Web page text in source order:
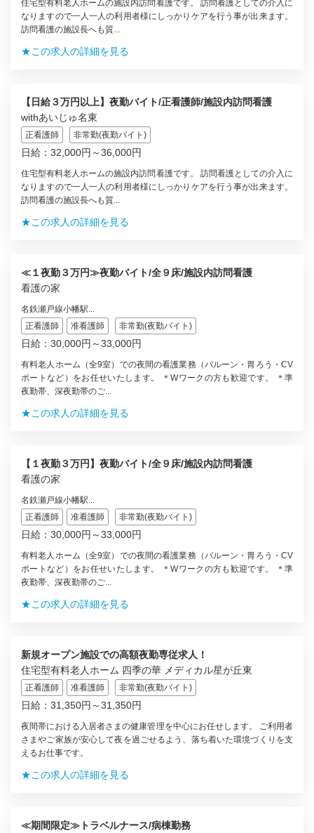
住宅型有料老人ホームの施設内訪問看護です。 訪問看護としての介入に
なりますので一人一人の利用者様にしっかりケアを行う事が出来ます。
訪問看護の施設長へも質...
★この求人の詳細を見る
【日給３万円以上】夜勤バイト/正看護師/施設内訪問看護
withあいじゅ名東
正看護師 非常勤(夜勤バイト)
日給：32,000円～36,000円
住宅型有料老人ホームの施設内訪問看護です。 訪問看護としての介入に
なりますので一人一人の利用者様にしっかりケアを行う事が出来ます。
訪問看護の施設長へも質...
★この求人の詳細を見る
≪１夜勤３万円≫夜勤バイト/全９床/施設内訪問看護
看護の家
名鉄瀬戸線小幡駅...
正看護師
准看護師 非常勤(夜勤バイト)
日給：30,000円～33,000円
有料老人ホーム（全9室）での夜間の看護業務（バルーン・胃ろう・CV
ポートなど）をお任せいたします。 ＊Wワークの方も歓迎です。 ＊準
夜勤帯、深夜勤帯のご...
★この求人の詳細を見る
【１夜勤３万円】夜勤バイト/全９床/施設内訪問看護
看護の家
名鉄瀬戸線小幡駅...
正看護師
准看護師 非常勤(夜勤バイト)
日給：30,000円～33,000円
有料老人ホーム（全9室）での夜間の看護業務（バルーン・胃ろう・CV
ポートなど）をお任せいたします。 ＊Wワークの方も歓迎です。 ＊準
夜勤帯、深夜勤帯のご...
★この求人の詳細を見る
新規オープン施設での高額夜勤専従求人！
住宅型有料老人ホーム 四季の華 メディカル星が丘東
正看護師 准看護師 非常勤(夜勤バイト)
日給：31,350円～31,350円
夜間帯における入居者さまの健康管理を中心にお任せします。 ご利用者
さまやご家族が安心して夜を過ごせるよう、落ち着いた環境づくりを支
えるお仕事です。
★この求人の詳細を見る
≪期間限定≫トラベルナース/病棟勤務